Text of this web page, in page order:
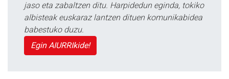
jaso eta zabaltzen ditu. Harpidedun eginda, tokiko
albisteak euskaraz lantzen dituen komunikabidea
babestuko duzu.
Egin AIURRIkide!